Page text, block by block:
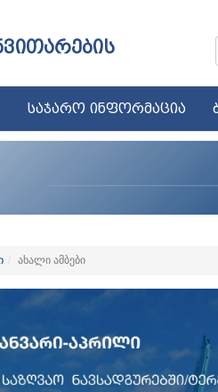
საჯარო ინფორმაცია
ახალი ამბები